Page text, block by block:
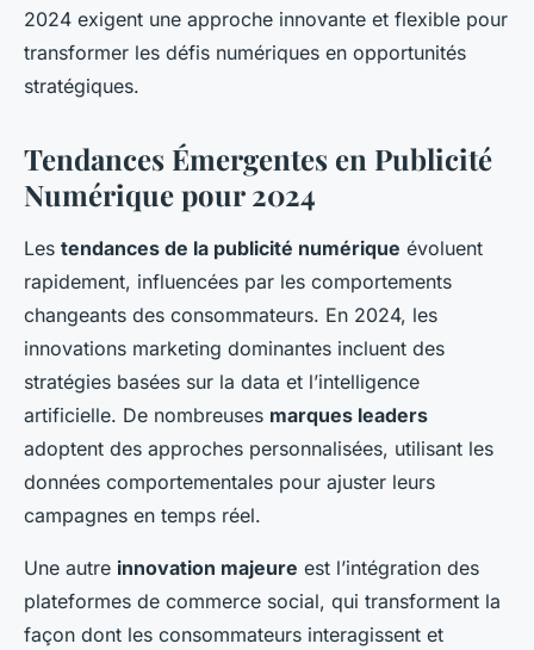
2024 exigent une approche innovante et flexible pour
transformer les défis numériques en opportunités
stratégiques.
Tendances Émergentes en Publicité
Numérique pour 2024
Les tendances de la publicité numérique évoluent
rapidement, influencées par les comportements
changeants des consommateurs. En 2024, les
innovations marketing dominantes incluent des
stratégies basées sur la data et l’intelligence
artificielle. De nombreuses marques leaders
adoptent des approches personnalisées, utilisant les
données comportementales pour ajuster leurs
campagnes en temps réel.
Une autre innovation majeure est l’intégration des
plateformes de commerce social, qui transforment la
façon dont les consommateurs interagissent et